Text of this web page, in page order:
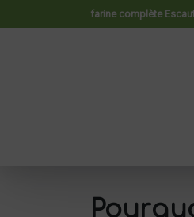
farine complète
Panneau de gestion des cookies